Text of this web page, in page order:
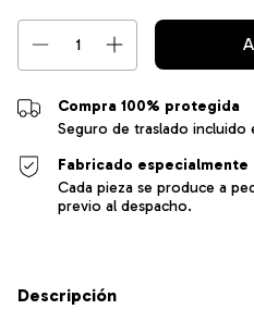
Compra 100% protegida
Seguro de traslado incluido
Fabricado especialmente
Cada pieza se produce a
previo al despacho.
Descripción